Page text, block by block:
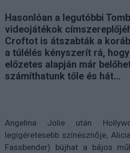
Hasonlóan a legutóbbi
videojátékok
Croftot is átszabták a
a túlélés kényszerít rá,
előzetes alapján már
számíthatunk tőle és hát...
Angelina Jolie után
legígéretesebb színésznője,
Fassbender) bújhat a bájos